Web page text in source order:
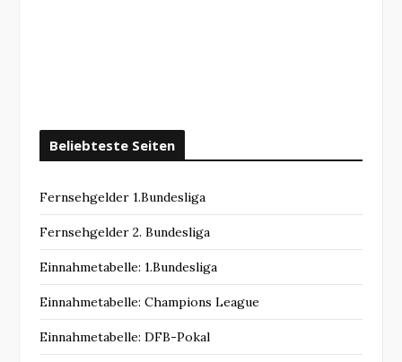
Beliebteste Seiten
Fernsehgelder 1.Bundesliga
Fernsehgelder 2. Bundesliga
Einnahmetabelle: 1.Bundesliga
Einnahmetabelle: Champions League
Einnahmetabelle: DFB-Pokal